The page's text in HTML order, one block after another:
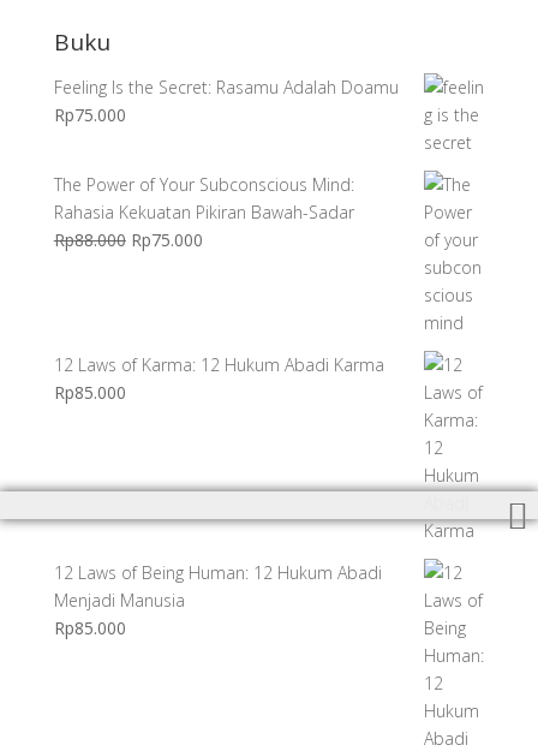
Buku
Feeling Is the Secret: Rasamu Adalah Doamu
Rp75.000
The Power of Your Subconscious Mind:
Rahasia Kekuatan Pikiran Bawah-Sadar
Rp88.000 Harga
Rp75.000Harga
12 Laws of Karma: 12 Hukum Abadi Karma
Rp85.000
12 Laws of Being Human: 12 Hukum Abadi
Menjadi Manusia
Rp85.000